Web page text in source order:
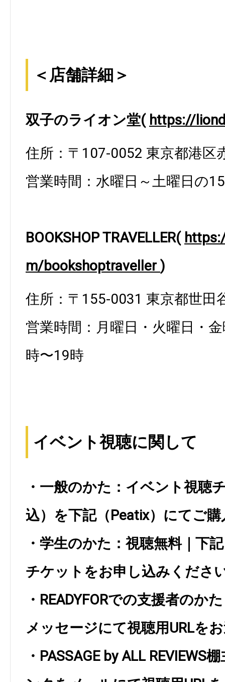
＜店舗詳細＞
双子のライオン堂( https://
住所：〒107-0052 東京都港区
営業時間：水曜日～土曜日の
BOOKSHOP TRAVELLER(
m/bookshoptraveller)
住所：〒155-0031 東京都世田
営業時間：月曜日・火曜日・
時〜19時
イベント視聴に関して
・一般のかた：イベント視聴
込）を下記（Peatix）にてご
・学生のかた：視聴無料｜下
チケットをお申し込みくださ
・READYFORでの支援者のか
メッセージにて視聴用URLを
・PASSAGE by ALL REVIEWS